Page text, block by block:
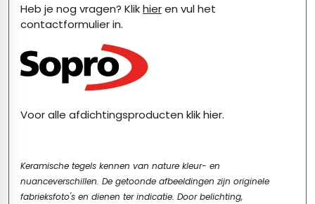
Heb je nog vragen? Klikhieren vul het
contactformulier in.
Voor alle afdichtingsproducten klik hier.
Keramische tegels kennen van nature kleur- en
nuanceverschillen. De getoonde afbeeldingen zijn originele
fabrieksfoto's en dienen ter indicatie. Door belichting,